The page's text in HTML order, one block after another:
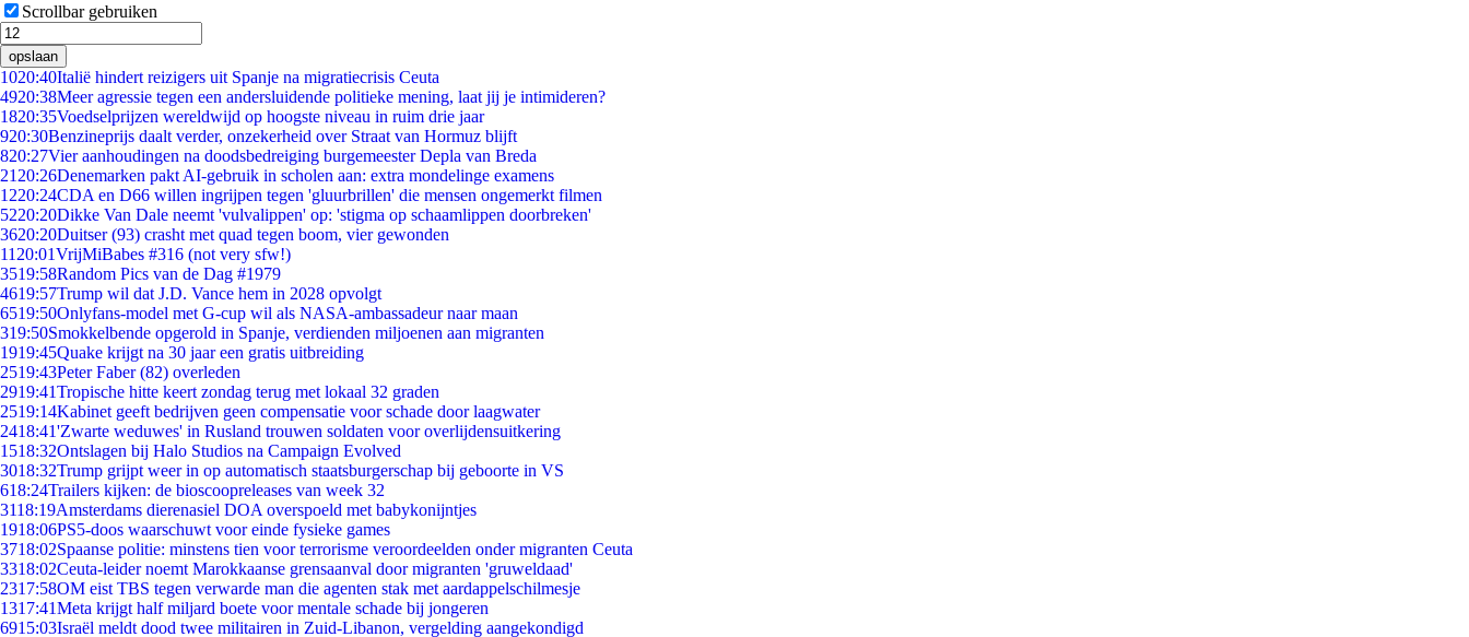
Scrollbar gebruiken
opslaan
1020:40Italië hindert reizigers uit Spanje na migratiecrisis Ceuta
4920:38Meer agressie tegen een andersluidende politieke mening, laat jij je intimideren?
1820:35Voedselprijzen wereldwijd op hoogste niveau in ruim drie jaar
920:30Benzineprijs daalt verder, onzekerheid over Straat van Hormuz blijft
820:27Vier aanhoudingen na doodsbedreiging burgemeester Depla van Breda
21 20:26Denemarken pakt AI-gebruik in scholen aan: extra mondelinge examens
1220:24CDA en D66 willen ingrijpen tegen 'gluurbrillen' die mensen ongemerkt filmen
5220:20Dikke Van Dale neemt 'vulvalippen' op: 'stigma op schaamlippen doorbreken'
3620:20Duitser (93) crasht met quad tegen boom, vier gewonden
11 20:01VrijMiBabes #316 (not very sfw!)
3519:58Random Pics van de Dag #1979
4619:57Trump wil dat J.D. Vance hem in 2028 opvolgt
6519:50Onlyfans-model met G-cup wil als NASA-ambassadeur naar maan
319:50Smokkelbende opgerold in Spanje, verdienden miljoenen aan migranten
1919:45Quake krijgt na 30 jaar een gratis uitbreiding
2519:43Peter Faber (82) overleden
2919:41Tropische hitte keert zondag terug met lokaal 32 graden
2519:14Kabinet geeft bedrijven geen compensatie voor schade door laagwater
2418:41'Zwarte weduwes' in Rusland trouwen soldaten voor overlijdensuitkering
1518:32Ontslagen bij Halo Studios na Campaign Evolved
3018:32Trump grijpt weer in op automatisch staatsburgerschap bij geboorte in VS
618:24Trailers kijken: de bioscoopreleases van week 32
3118:19Amsterdams dierenasiel DOA overspoeld met babykonijntjes
1918:06PS5-doos waarschuwt voor einde fysieke games
3718:02Spaanse politie: minstens tien voor terrorisme veroordeelden onder migranten Ceuta
3318:02Ceuta-leider noemt Marokkaanse grensaanval door migranten 'gruweldaad'
2317:58OM eist TBS tegen verwarde man die agenten stak met aardappelschilmesje
1317:41Meta krijgt half miljard boete voor mentale schade bij jongeren
6915:03Israël meldt dood twee militairen in Zuid-Libanon, vergelding aangekondigd